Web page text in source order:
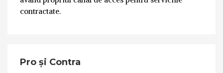
contractate.
Pro și Contra